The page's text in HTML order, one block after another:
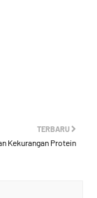
TERBARU
Kekurangan Protein